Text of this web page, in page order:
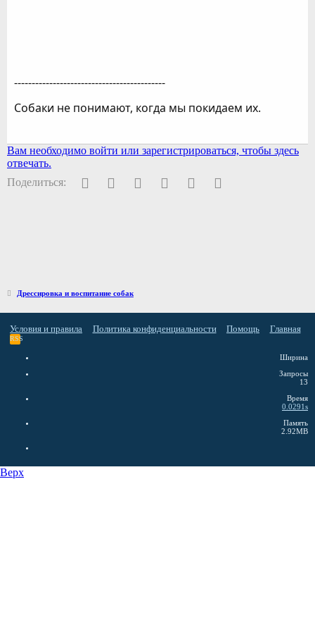
-------------------------------------------
Собаки не понимают, когда мы покидаем их.
Вам необходимо войти или зарегистрироваться, чтобы здесь
отвечать.
Поделиться:
FacebookTwitter PinterestWhatsAppЭлектронная почта
Дрессировка и воспитание собак
Условия и правила Политика конфиденциальности Помощь Главная
RSS
Ширина
Запросы
13
Время
0.0291s
Память
2.92MB
Верх